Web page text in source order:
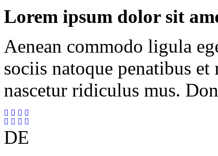
Lorem ipsum dolor sit
Aenean commodo ligula
sociis natoque penatibus
nascetur ridiculus mus.
DE